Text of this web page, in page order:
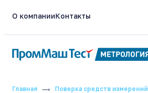
О компанииКонтакты
Главная Поверка средств измерений